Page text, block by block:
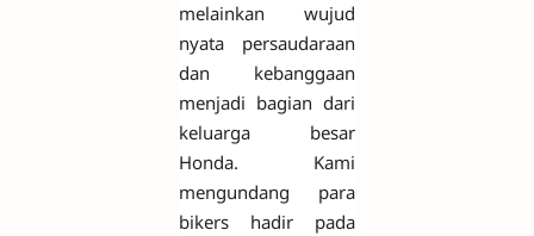
melainkan wujud
nyata persaudaraan
dan kebanggaan
menjadi bagian dari
keluarga besar
Honda. Kami
mengundang para
bikers hadir pada